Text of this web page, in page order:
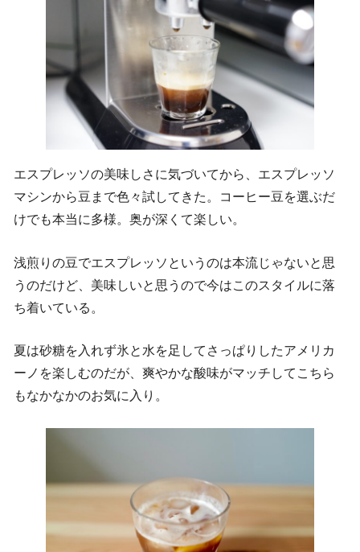
エスプレッソの美味しさに気づいてから、エスプレッソ
マシンから豆まで色々試してきた。コーヒー豆を選ぶだ
けでも本当に多様。奥が深くて楽しい。
浅煎りの豆でエスプレッソというのは本流じゃないと思
うのだけど、美味しいと思うので今はこのスタイルに落
ち着いている。
夏は砂糖を入れず氷と水を足してさっぱりしたアメリカ
ーノを楽しむのだが、爽やかな酸味がマッチしてこちら
もなかなかのお気に入り。